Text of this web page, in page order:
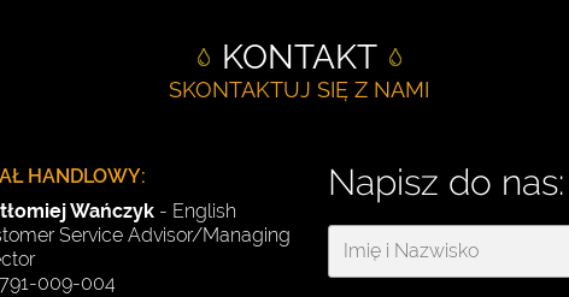
KONTAKT
SKONTAKTUJ SIĘ Z NAMI
HANDLOWY:
Wańczyk - English
Service Advisor/Managing
009-004
Napisz do nas: